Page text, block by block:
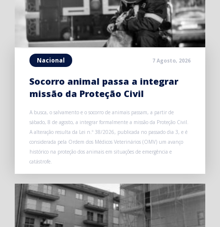
Nacional 7 Agosto, 2026
Socorro animal passa a integrar
missão da Proteção Civil
A busca, o salvamento e o socorro de animais passam, a partir de
sábado, 8 de agosto, a integrar formalmente a missão da Proteção Civil.
A alteração resulta da Lei n.º 38/2026, publicada no passado dia 3, e é
considerada pela Ordem dos Médicos Veterinários (OMV) um avanço
histórico na proteção dos animais em situações de emergência e
catástrofe.